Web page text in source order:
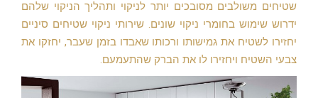
שטיחים משולבים מסובכים יותר לניקוי ותהליך הניקוי שלהם
ידרוש שימוש בחומרי ניקוי שונים. שירותי ניקוי שטיחים סיניים
יחזירו לשטיח את גמישותו ורכותו שאבדו בזמן שעבר, יחזקו את
צבעי השטיח ויחזירו לו את הברק שהתעמעם.